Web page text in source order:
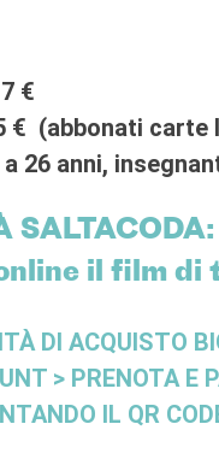
€
(abbonati carte
26 anni,
il film di
DI ACQUISTO
> PRENOTA E
IL QR